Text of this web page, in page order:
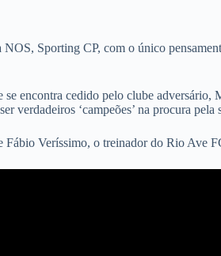
Sporting CP, com o único
encontra cedido pelo clube
verdadeiros ‘campeões’ na procura
Fábio Veríssimo, o treinador do Rio Ave